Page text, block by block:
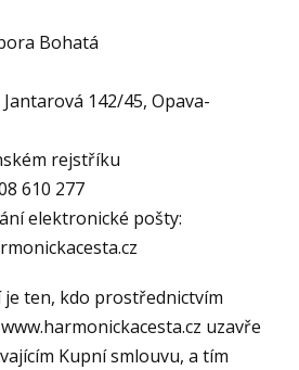
Bohatá
142/45, Opava-
rejstříku
610 277
elektronické pošty:
je ten, kdo prostřednictvím
uzavře
Kupní smlouvu, a tím